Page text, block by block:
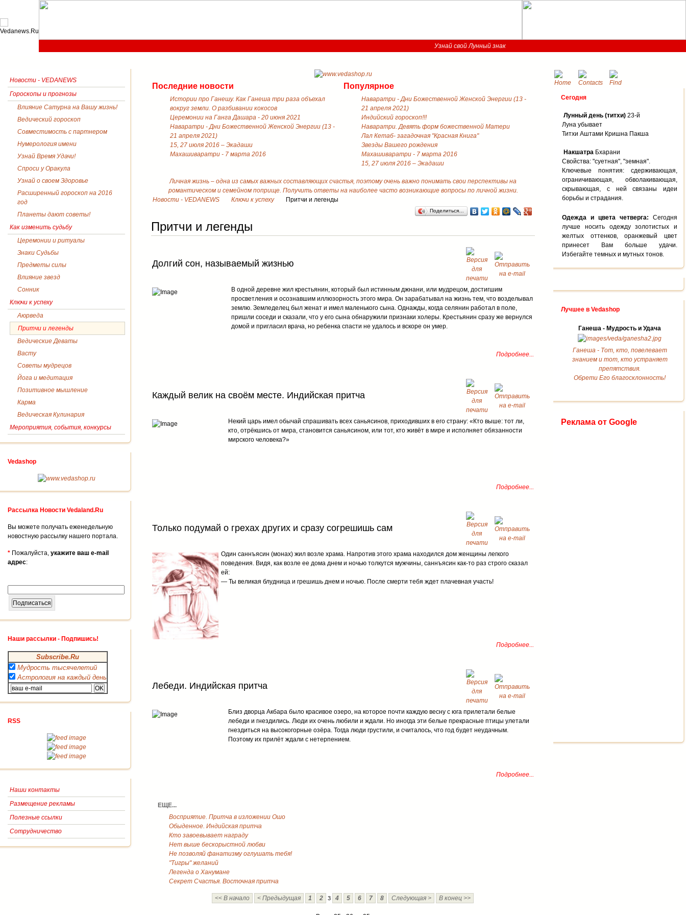
Узнай свой Лунный знак
Последние новости
Истории про Ганешу. Как Ганеша три раза объехал
вокруг земли. О разбивании кокосов
Церемонии на Ганга Дашара - 20 июня 2021
Наваратри - Дни Божественной Женской Энергии (13 -
21 апреля 2021)
15, 27 июля 2016 – Экадаши
Махашиваратри - 7 марта 2016
Популярное
Наваратри - Дни Божественной Женской Энергии (13 -
21 апреля 2021)
Индийский гороскоп!!!
Наваратри. Девять форм божественной Матери
Лал Кетаб- загадочная "Красная Книга"
Звезды Вашего рождения
Махашиваратри - 7 марта 2016
15, 27 июля 2016 – Экадаши
Личная жизнь – одна из самых важных составляющих счастья, поэтому очень важно понимать свои перспективы на
романтическом и семейном поприще. Получить ответы на наиболее часто возникающие вопросы по личной жизни.
Новости - VEDANEWS
Ключи к успеху Притчи и легенды
Поделиться…
Притчи и легенды
Долгий сон, называемый жизнью
В одной деревне жил крестьянин, который был истинным джнани, или мудрецом, достигшим
просветления и осознавшим иллюзорность этого мира. Он зарабатывал на жизнь тем, что возделывал
землю. Земледелец был женат и имел маленького сына. Однажды, когда селянин работал в поле,
пришли соседи и сказали, что у его сына обнаружили признаки холеры. Крестьянин сразу же вернулся
домой и пригласил врача, но ребенка спасти не удалось и вскоре он умер.
Подробнее...
Каждый велик на своём месте. Индийская притча
Некий царь имел обычай спрашивать всех саньясинов, приходивших в его страну: «Кто выше: тот ли,
кто, отрёкшись от мира, становится саньясином, или тот, кто живёт в мире и исполняет обязанности
мирского человека?»
Подробнее...
Только подумай о грехах других и сразу согрешишь сам
Один саннъясин (монах) жил возле храма. Напротив этого храма находился дом женщины легкого
поведения. Видя, как возле ее дома днем и ночью толкутся мужчины, саннъясин как-то раз строго сказал
ей:
— Ты великая блудница и грешишь днем и ночью. После смерти тебя ждет плачевная участь!
Подробнее...
Лебеди. Индийская притча
Близ дворца Акбара было красивое озеро, на которое почти каждую весну с юга прилетали белые
лебеди и гнездились. Люди их очень любили и ждали. Но иногда эти белые прекрасные птицы улетали
гнездиться на высокогорные озёра. Тогда люди грустили, и считалось, что год будет неудачным.
Поэтому их прилёт ждали с нетерпением.
Подробнее...
ЕЩЕ...
Восприятие. Притча в изложении Ошо
Обыденное. Индийская притча
Кто завоевывает награду
Нет выше бескорыстной любви
Не позволяй фанатизму оглушать тебя!
"Тигры" желаний
Легенда о Ханумане
Секрет Счастья. Восточная притча
<< В начало < Предыдущая 1 2 3 4 5 6 7 8 Следующая > В конец >>
Новости - VEDANEWS
Гороскопы и прогнозы
Влияние Сатурна на Вашу жизнь!
Ведический гороскоп
Совместимость с партнером
Нумерология имени
Узнай Время Удачи!
Спроси у Оракула
Узнай о своем Здоровье
Расширенный гороскоп на 2016
год
Планеты дают советы!
Как изменить судьбу
Церемонии и ритуалы
Знаки Судьбы
Предметы силы
Влияние звезд
Сонник
Ключи к успеху
Аюрведа
Притчи и легенды
Ведические Деваты
Васту
Советы мудрецов
Йога и медитация
Позитивное мышление
Карма
Ведическая Кулинария
Мероприятия, события, конкурсы
Vedashop
Рассылка Новости Vedaland.Ru
Вы можете получать еженедельную
новостную рассылку нашего портала.
* Пожалуйста, укажите ваш e-mail
адрес:
Наши рассылки - Подпишись!
Subscribe.Ru
Мудрость тысячелетий
Астрология на каждый день
RSS
Наши контакты
Размещение рекламы
Полезные ссылки
Сотрудничество
Сегодня
Лунный день (титхи) 23-й
Луна убывает
Титхи Аштами Кришна Пакша
Накшатра Бхарани
Свойства: "суетная", "земная".
Ключевые понятия: сдерживающая,
ограничивающая, обволакивающая,
скрывающая, с ней связаны идеи
борьбы и страдания.
Одежда и цвета четверга: Сегодня
лучше носить одежду золотистых и
желтых оттенков, оранжевый цвет
принесет Вам больше удачи.
Избегайте темных и мутных тонов.
Лучшее в Vedashop
Ганеша - Мудрость и Удача
Ганеша - Тот, кто, повелевает
знанием и тот, кто устраняет
препятствия.
Обрети Его благосклонность!
Реклама от Google